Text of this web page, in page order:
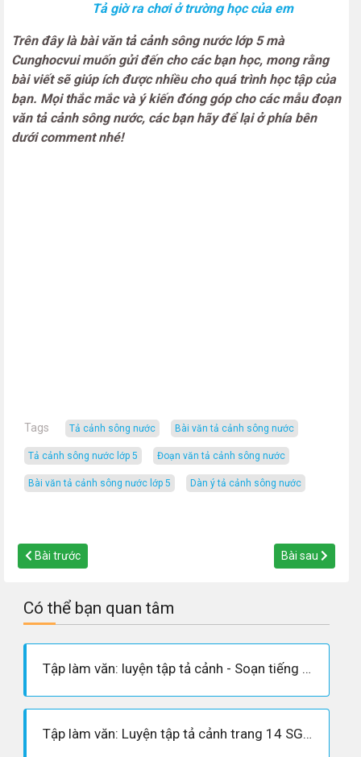
Tả giờ ra chơi ở trường học của em
Trên đây là bài văn tả cảnh sông nước lớp 5 mà
Cunghocvui muốn gửi đến cho các bạn học, mong rằng
bài viết sẽ giúp ích được nhiều cho quá trình học tập của
bạn. Mọi thắc mắc và ý kiến đóng góp cho các mẫu đoạn
văn tả cảnh sông nước, các bạn hãy để lại ở phía bên
dưới comment nhé!
Tags tả cảnh sông nước bài văn tả cảnh sông nước
tả cảnh sông nước lớp 5 đoạn văn tả cảnh sông nước
bài văn tả cảnh sông nước lớp 5 dàn ý tả cảnh sông nước
Bài trước Bài sau
Có thể bạn quan tâm
Tập làm văn: luyện tập tả cảnh - Soạn tiếng việt 5
Tập làm văn: Luyện tập tả cảnh trang 14 SGK Tiếng Việt 5 tập 1